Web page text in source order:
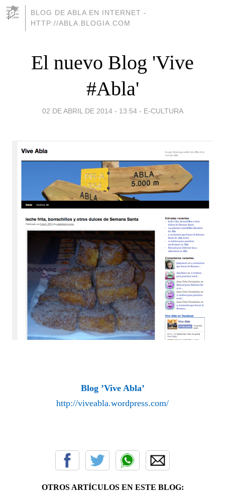
BLOG DE ABLA EN INTERNET -
HTTP://ABLA.BLOGIA.COM
El nuevo Blog 'Vive
#Abla'
02 DE ABRIL DE 2014 - 13:54 - E-CULTURA
Blog ’Vive Abla’
http://viveabla.wordpress.com/
OTROS ARTÍCULOS EN ESTE BLOG: